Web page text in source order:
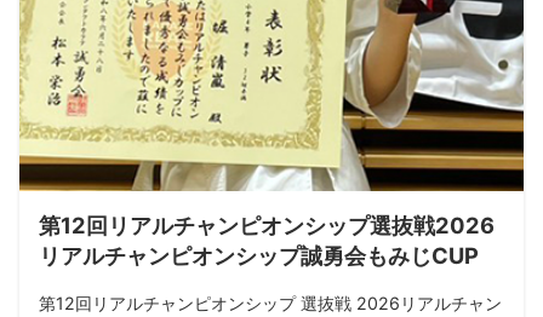
第12回リアルチャンピオンシップ選抜戦2026
リアルチャンピオンシップ誠勇会もみじCUP
第12回リアルチャンピオンシップ 選抜戦 2026リアルチャン